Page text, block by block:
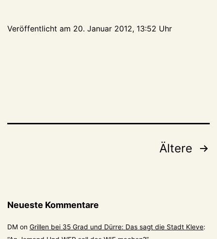
Holzweg
Veröffentlicht am 20. Januar 2012, 13:52 Uhr
Seitennummerierung
Ältere
Neueste Kommentare
DM on Grillen bei 35 Grad und Dürre: Das sagt die Stadt Kleve: